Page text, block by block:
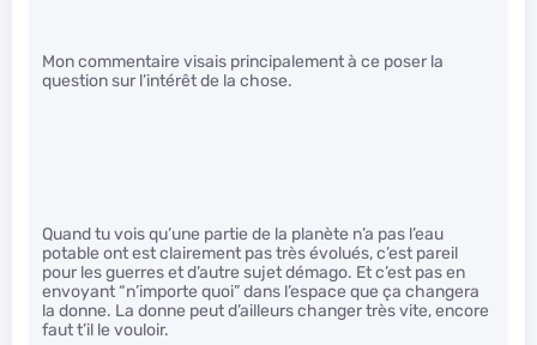
Mon commentaire visais principalement à ce poser la
question sur l’intérêt de la chose.
Quand tu vois qu’une partie de la planète n’a pas l’eau
potable ont est clairement pas très évolués, c’est pareil
pour les guerres et d’autre sujet démago. Et c’est pas en
envoyant “n’importe quoi” dans l’espace que ça changera
la donne. La donne peut d’ailleurs changer très vite, encore
faut t’il le vouloir.